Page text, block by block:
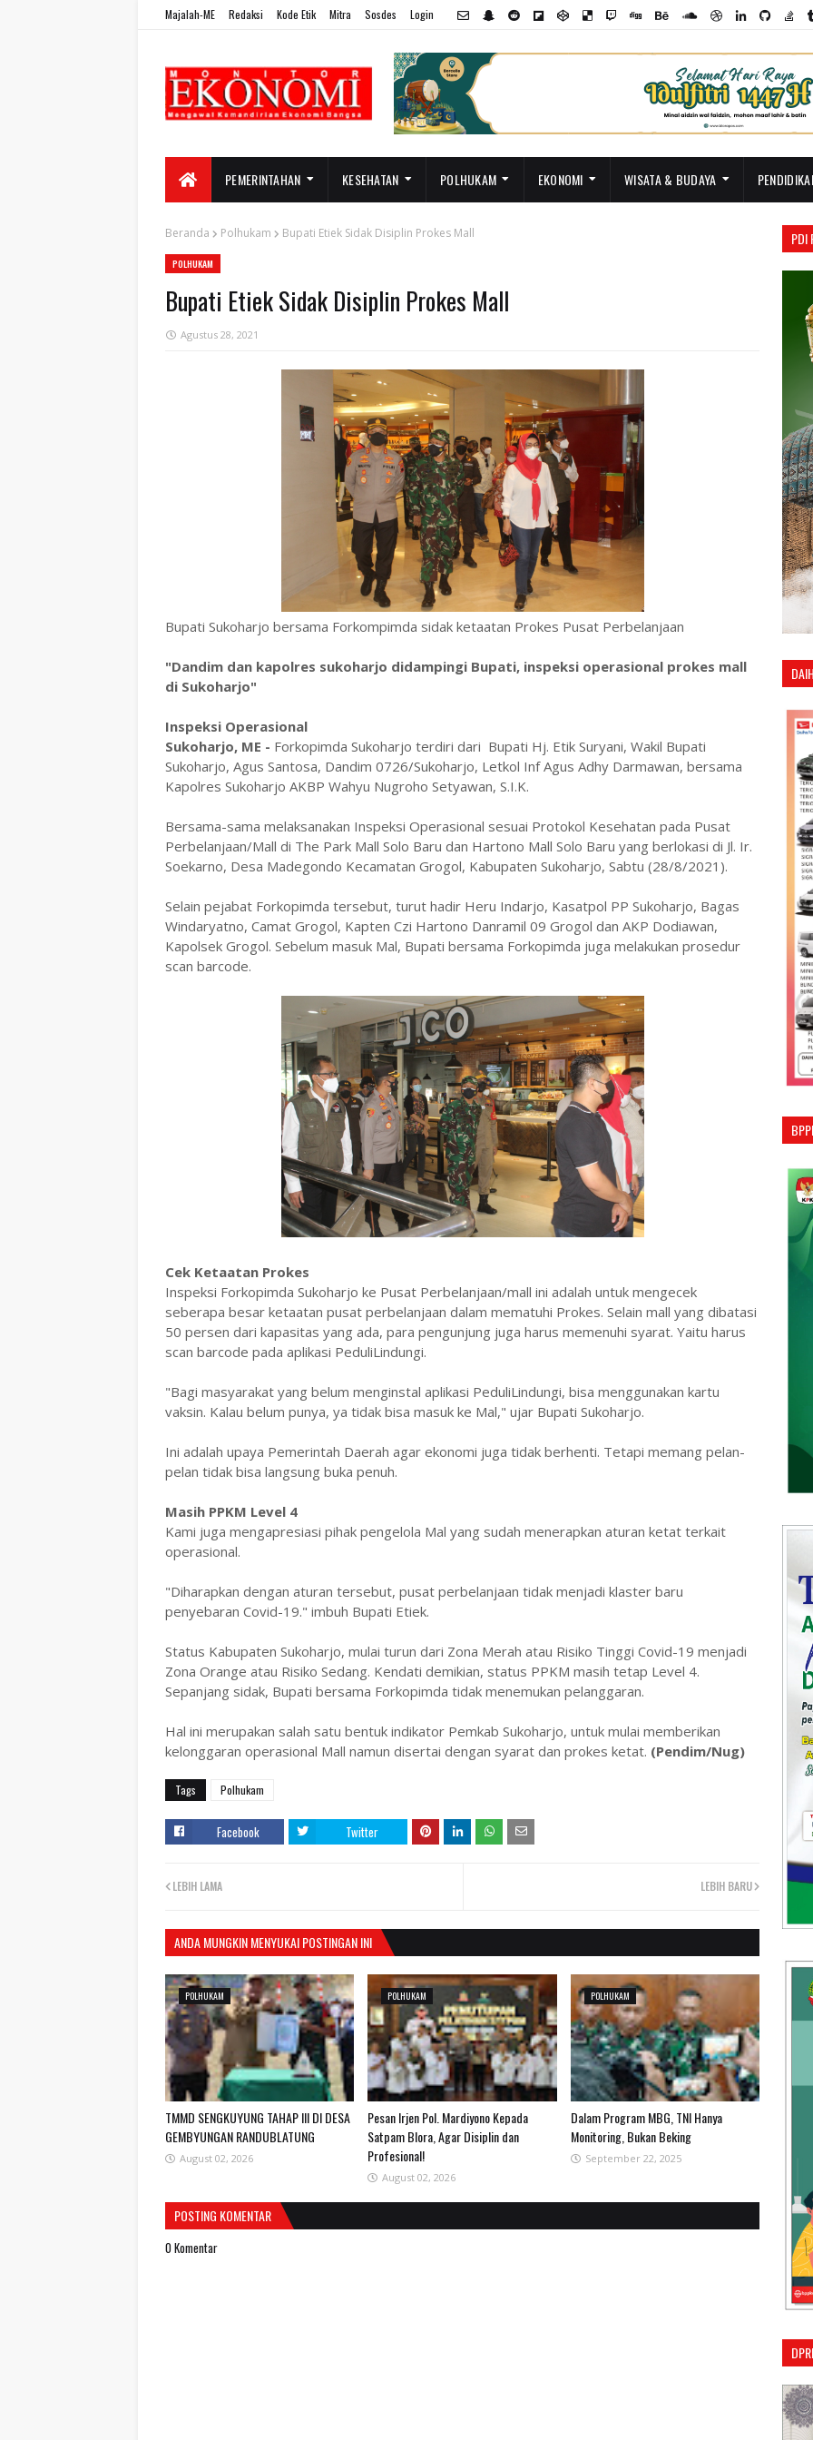
Majalah-ME Redaksi Kode Etik Mitra Sosdes Login
PEMERINTAHAN KESEHATAN POLHUKAM EKONOMI WISATA & BUDAYA
Beranda Polhukam Bupati Etiek Sidak Disiplin Prokes Mall
POLHUKAM
Bupati Etiek Sidak Disiplin Prokes Mall
Agustus 28, 2021
Bupati Sukoharjo bersama Forkompimda sidak ketaatan Prokes Pusat Perbelanjaan
"Dandim dan kapolres sukoharjo didampingi Bupati, inspeksi operasional prokes mall
di Sukoharjo"
Inspeksi Operasional
Sukoharjo, ME - Forkopimda Sukoharjo terdiri dari Bupati Hj. Etik Suryani, Wakil Bupati
Sukoharjo, Agus Santosa, Dandim 0726/Sukoharjo, Letkol Inf Agus Adhy Darmawan, bersama
Kapolres Sukoharjo AKBP Wahyu Nugroho Setyawan, S.I.K.
Bersama-sama melaksanakan Inspeksi Operasional sesuai Protokol Kesehatan pada Pusat
Perbelanjaan/Mall di The Park Mall Solo Baru dan Hartono Mall Solo Baru yang berlokasi di Jl. Ir.
Soekarno, Desa Madegondo Kecamatan Grogol, Kabupaten Sukoharjo, Sabtu (28/8/2021).
Selain pejabat Forkopimda tersebut, turut hadir Heru Indarjo, Kasatpol PP Sukoharjo, Bagas
Windaryatno, Camat Grogol, Kapten Czi Hartono Danramil 09 Grogol dan AKP Dodiawan,
Kapolsek Grogol. Sebelum masuk Mal, Bupati bersama Forkopimda juga melakukan prosedur
scan barcode.
Cek Ketaatan Prokes
Inspeksi Forkopimda Sukoharjo ke Pusat Perbelanjaan/mall ini adalah untuk mengecek
seberapa besar ketaatan pusat perbelanjaan dalam mematuhi Prokes. Selain mall yang dibatasi
50 persen dari kapasitas yang ada, para pengunjung juga harus memenuhi syarat. Yaitu harus
scan barcode pada aplikasi PeduliLindungi.
"Bagi masyarakat yang belum menginstal aplikasi PeduliLindungi, bisa menggunakan kartu
vaksin. Kalau belum punya, ya tidak bisa masuk ke Mal," ujar Bupati Sukoharjo.
Ini adalah upaya Pemerintah Daerah agar ekonomi juga tidak berhenti. Tetapi memang pelan-
pelan tidak bisa langsung buka penuh.
Masih PPKM Level 4
Kami juga mengapresiasi pihak pengelola Mal yang sudah menerapkan aturan ketat terkait
operasional.
"Diharapkan dengan aturan tersebut, pusat perbelanjaan tidak menjadi klaster baru
penyebaran Covid-19." imbuh Bupati Etiek.
Status Kabupaten Sukoharjo, mulai turun dari Zona Merah atau Risiko Tinggi Covid-19 menjadi
Zona Orange atau Risiko Sedang. Kendati demikian, status PPKM masih tetap Level 4.
Sepanjang sidak, Bupati bersama Forkopimda tidak menemukan pelanggaran.
Hal ini merupakan salah satu bentuk indikator Pemkab Sukoharjo, untuk mulai memberikan
kelonggaran operasional Mall namun disertai dengan syarat dan prokes ketat. (Pendim/Nug)
Tags Polhukam
Facebook Twitter
LEBIH BARU
LEBIH LAMA
ANDA MUNGKIN MENYUKAI POSTINGAN INI
POLHUKAM
TMMD SENGKUYUNG TAHAP III DI DESA
GEMBYUNGAN RANDUBLATUNG
August 02, 2026
POLHUKAM
Pesan Irjen Pol. Mardiyono Kepada
Satpam Blora, Agar Disiplin dan
Profesional!
August 02, 2026
POLHUKAM
Dalam Program MBG, TNI Hanya
Monitoring, Bukan Beking
September 22, 2025
POSTING KOMENTAR
0 Komentar
PDI